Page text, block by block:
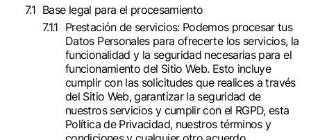
Base legal para el procesamiento
Prestación de servicios: Podemos procesar tus
Datos Personales para ofrecerte los servicios, la
funcionalidad y la seguridad necesarias para el
funcionamiento del Sitio Web. Esto incluye
cumplir con las solicitudes que realices a través
del Sitio Web, garantizar la seguridad de
nuestros servicios y cumplir con el RGPD, esta
Política de Privacidad, nuestros términos y